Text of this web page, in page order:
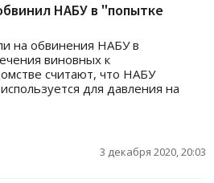
НАБУ в "попытке
на обвинения НАБУ в
виновных к
считают, что НАБУ
для давления на
3 декабря 2020, 20:03